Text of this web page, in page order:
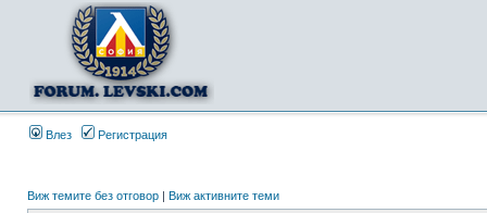
Влез Регистрация
Виж темите без отговор | Виж активните теми